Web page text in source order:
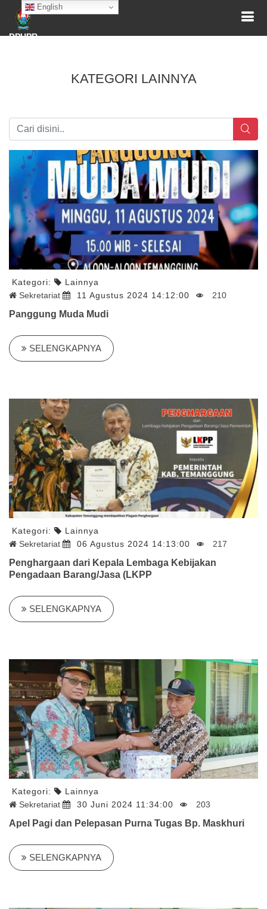
English
DPUPR
KATEGORI LAINNYA
Kategori:
Lainnya
Sekretariat
11 Agustus 2024 14:12:00 210
Panggung Muda Mudi
SELENGKAPNYA
Kategori:
Lainnya
Sekretariat
06 Agustus 2024 14:13:00 217
Penghargaan dari Kepala Lembaga Kebijakan
Pengadaan Barang/Jasa (LKPP
SELENGKAPNYA
Kategori:
Lainnya
Sekretariat
30 Juni 2024 11:34:00 203
Apel Pagi dan Pelepasan Purna Tugas Bp. Maskhuri
SELENGKAPNYA